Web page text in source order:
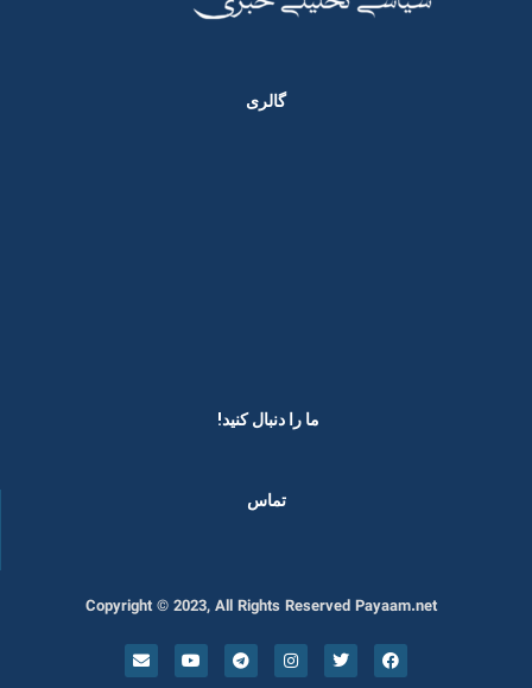
گالری
ما را دنبال کنید! ​
تماس
Copyright © 2023, All Rights Reserved Payaam.net